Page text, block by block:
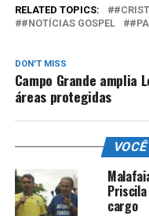
RELATED TOPICS:
#NOTÍCIAS GOSPEL
DON'T MISS
Campo Grande amplia
áreas protegidas
Priscila
cargo